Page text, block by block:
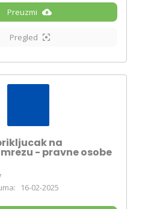
Preuzmi
Pregled
na
- pravne osobe
16-02-2025